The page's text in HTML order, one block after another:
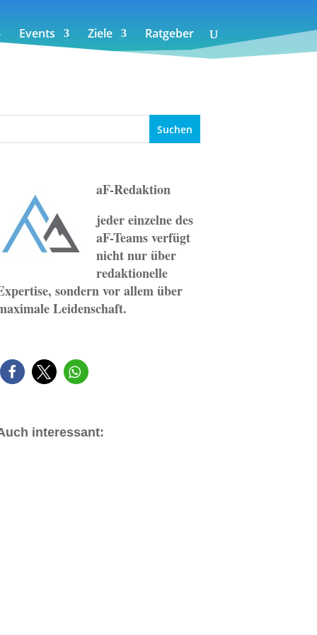
Events Ziele Ratgeber
aF-Redaktion
jeder einzelne des
aF-Teams verfügt
nicht nur über
redaktionelle
sondern vor allem über
Leidenschaft.
interessant: